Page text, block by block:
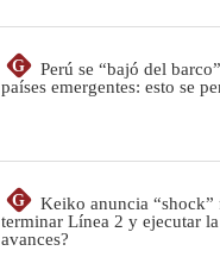
G
Perú se “bajó del
países emergentes: esto se
G
Keiko anuncia
terminar Línea 2 y ejecutar
avances?